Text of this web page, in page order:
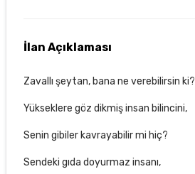
İlan Açıklaması
Zavallı şeytan, bana ne verebilirsin ki?
Yükseklere göz dikmiş insan bilincini,
Senin gibiler kavrayabilir mi hiç?
Sendeki gıda doyurmaz insanı,